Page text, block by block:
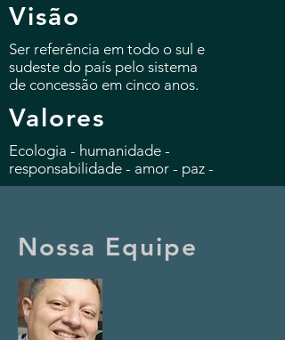
Visão
Ser referência em todo o sul e
sudeste do país pelo sistema
de concessão em cinco anos.
Valores
Ecologia - humanidade -
responsabilidade - amor - paz -
Nossa Equipe